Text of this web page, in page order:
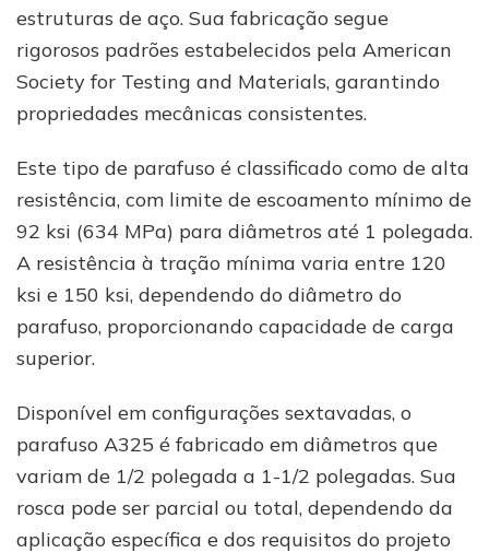
estruturas de aço. Sua fabricação segue
rigorosos padrões estabelecidos pela American
Society for Testing and Materials, garantindo
propriedades mecânicas consistentes.
Este tipo de parafuso é classificado como de alta
resistência, com limite de escoamento mínimo de
92 ksi (634 MPa) para diâmetros até 1 polegada.
A resistência à tração mínima varia entre 120
ksi e 150 ksi, dependendo do diâmetro do
parafuso, proporcionando capacidade de carga
superior.
Disponível em configurações sextavadas, o
parafuso A325 é fabricado em diâmetros que
variam de 1/2 polegada a 1-1/2 polegadas. Sua
rosca pode ser parcial ou total, dependendo da
aplicação específica e dos requisitos do projeto